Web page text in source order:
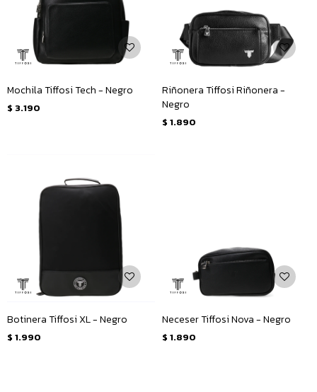
Mochila Tiffosi Tech - Negro
$ 3.190
Riñonera Tiffosi Riñonera -
Negro
$ 1.890
Botinera Tiffosi XL - Negro
$ 1.990
Neceser Tiffosi Nova - Negro
$ 1.890